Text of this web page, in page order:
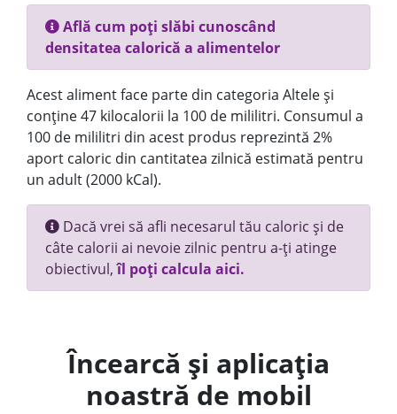
Află cum poți slăbi cunoscând
densitatea calorică a alimentelor
Acest aliment face parte din categoria Altele și
conține 47 kilocalorii la 100 de mililitri. Consumul a
100 de mililitri din acest produs reprezintă 2%
aport caloric din cantitatea zilnică estimată pentru
un adult (2000 kCal).
Dacă vrei să afli necesarul tău caloric și de
câte calorii ai nevoie zilnic pentru a-ți atinge
obiectivul,îl poți calcula aici.
Încearcă și aplicația
noastră de mobil